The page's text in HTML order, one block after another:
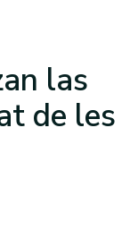
las
de les